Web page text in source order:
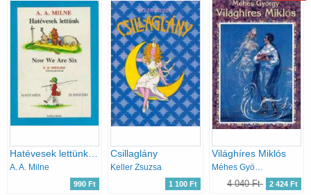
A. A. Milne
990 Ft
Csillaglány
Keller Zsuzsa
1 100 Ft
Világhíres Miklós
Méhes György
4 040 Ft 2 424 Ft